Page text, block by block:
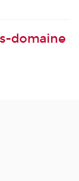
domaine